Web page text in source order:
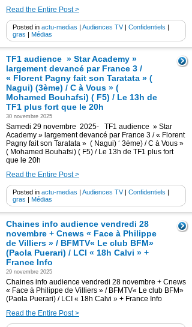
Read the Entire Post >
Posted in actu-medias | Audiences TV| Confidentiels |
gras | Médias
TF1 audience » Star Academy »
largement devancé par France 3 /
« Florent Pagny fait son Taratata » (
Nagui) (3ème) / C à Vous » (
Mohamed Bouhafsi) ( F5) / Le 13h de
TF1 plus fort que le 20h
30 novembre 2025
Samedi 29 novembre 2025- TF1 audience » Star
Academy » largement devancé par France 3 / « Florent
Pagny fait son Taratata » ( Nagui) ‘ 3ème) / C à Vous »
( Mohamed Bouhafsi) ( F5) / Le 13h de TF1 plus fort
que le 20h
Read the Entire Post >
Posted in actu-medias | Audiences TV| Confidentiels |
gras | Médias
Chaines info audience vendredi 28
novembre + Cnews « Face à Philippe
de Villiers » / BFMTV« Le club BFM»
(Paola Puerari) / LCI « 18h Calvi » +
France Info
29 novembre 2025
Chaines info audience vendredi 28 novembre + Cnews
« Face à Philippe de Villiers » / BFMTV« Le club BFM»
(Paola Puerari) / LCI « 18h Calvi » + France Info
Read the Entire Post >